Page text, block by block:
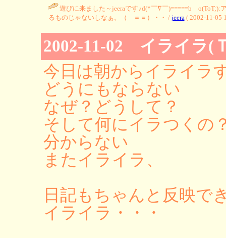
遊びに来ました～jeeraです♪d(*￣∇￣)=====b o(ToT;):
るものじゃないしなぁ。（ ＝＝）・・ / jeera ( 2002-11-05
2002-11-02 イライラ(
今日は朝からイライラ
どうにもならない
なぜ？どうして？
そして何にイラつくの
分からない
またイライラ、
日記もちゃんと反映で
イライラ・・・